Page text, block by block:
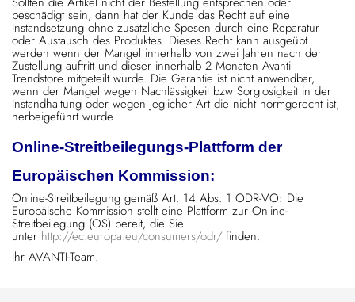
beschädigt sein, dann hat der Kunde das Recht auf eine
Instandsetzung ohne zusätzliche Spesen durch eine Reparatur
oder Austausch des Produktes. Dieses Recht kann ausgeübt
werden wenn der Mangel innerhalb von zwei Jahren nach der
Zustellung auftritt und dieser innerhalb 2 Monaten Avanti
Trendstore mitgeteilt wurde. Die Garantie ist nicht anwendbar,
wenn der Mangel wegen Nachlässigkeit bzw Sorglosigkeit in der
Instandhaltung oder wegen jeglicher Art die nicht normgerecht ist,
herbeigeführt wurde
Online-Streitbeilegungs-Plattform der
Europäischen Kommission:
Online-Streitbeilegung gemäß Art. 14 Abs. 1 ODR-VO: Die
Europäische Kommission stellt eine Plattform zur Online-
Streitbeilegung (OS) bereit, die Sie
unter http://ec.europa.eu/consumers/odr/ finden.
Ihr AVANTI-Team.